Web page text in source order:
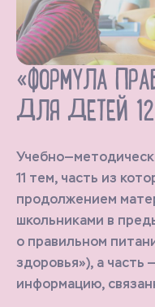
«ФОРМУЛА
ДЛЯ ДЕТЕЙ
11 тем, часть из
продолжением
школьниками в
о правильном
здоровья»), а часть
информацию,